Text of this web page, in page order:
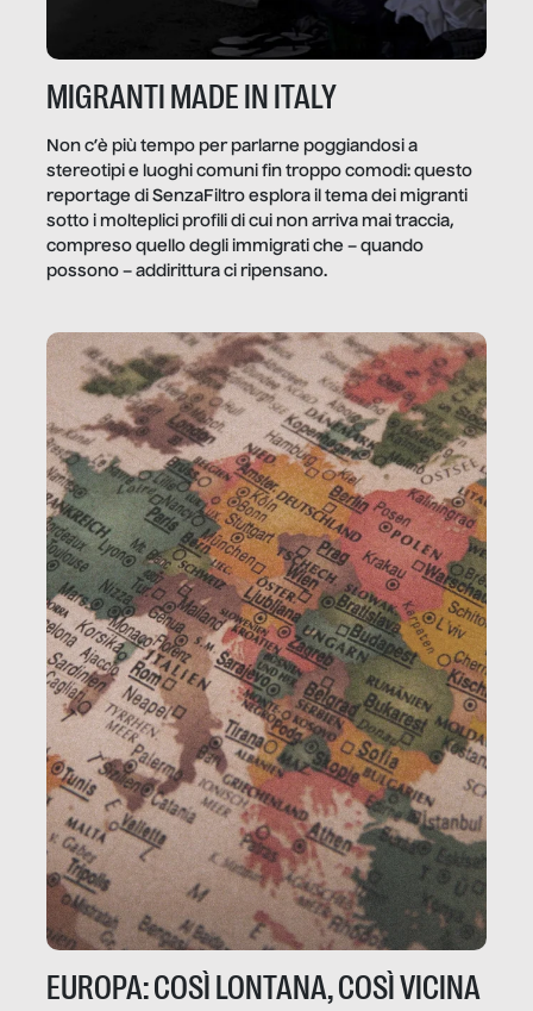
MIGRANTI MADE IN ITALY
Non c’è più tempo per parlarne poggiandosi a
stereotipi e luoghi comuni fin troppo comodi: questo
reportage di SenzaFiltro esplora il tema dei migranti
sotto i molteplici profili di cui non arriva mai traccia,
compreso quello degli immigrati che – quando
possono – addirittura ci ripensano.
EUROPA: COSÌ LONTANA, COSÌ VICINA